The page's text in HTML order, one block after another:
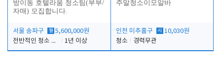
방이동 호텔라움 청소팀(부부/
자매) 모집합니다.
서울 송파구 월 5,600,000원
전반적인 청소 업무(객실청소.객실정리)
1년 이상
주말청소이모알바
인천 미추홀구 시
10,030원
청소
경력무관